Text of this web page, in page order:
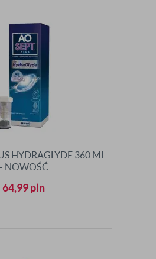
HYDRAGLYDE 360 ML
- NOWOŚĆ
64,99pln